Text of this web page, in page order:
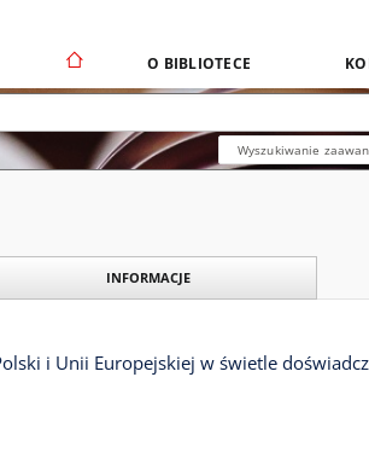
O BIBLIOTECE
Wyszukiwanie
INFORMACJE
i Unii Europejskiej w świetle